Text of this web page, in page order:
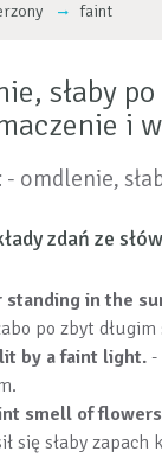
faint
słaby
i
- omdlenie,
zdań ze
in the
po zbyt
by a faint light. -
smell of
się słaby zapach